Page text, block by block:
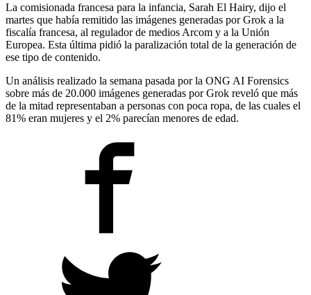
La comisionada francesa para la infancia, Sarah El Hairy, dijo el
martes que había remitido las imágenes generadas por Grok a la
fiscalía francesa, al regulador de medios Arcom y a la Unión
Europea. Esta última pidió la paralización total de la generación de
ese tipo de contenido.
Un análisis realizado la semana pasada por la ONG AI Forensics
sobre más de 20.000 imágenes generadas por Grok reveló que más
de la mitad representaban a personas con poca ropa, de las cuales el
81% eran mujeres y el 2% parecían menores de edad.